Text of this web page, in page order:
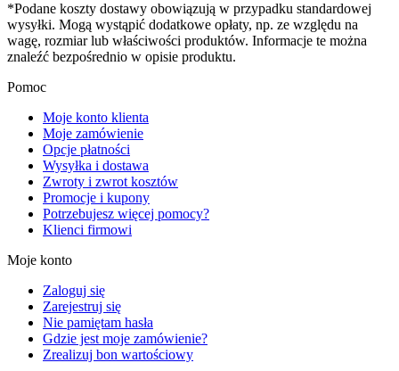
*Podane koszty dostawy obowiązują w przypadku standardowej
wysyłki. Mogą wystąpić dodatkowe opłaty, np. ze względu na
wagę, rozmiar lub właściwości produktów. Informacje te można
znaleźć bezpośrednio w opisie produktu.
Pomoc
Moje konto klienta
Moje zamówienie
Opcje płatności
Wysyłka i dostawa
Zwroty i zwrot kosztów
Promocje i kupony
Potrzebujesz więcej pomocy?
Klienci firmowi
Moje konto
Zaloguj się
Zarejestruj się
Nie pamiętam hasła
Gdzie jest moje zamówienie?
Zrealizuj bon wartościowy